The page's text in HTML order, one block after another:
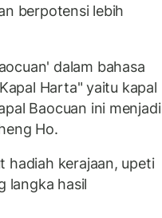
berpotensi lebih
dalam bahasa
Harta" yaitu kapal
Baocuan ini menjadi
Ho.
hadiah kerajaan, upeti
langka hasil